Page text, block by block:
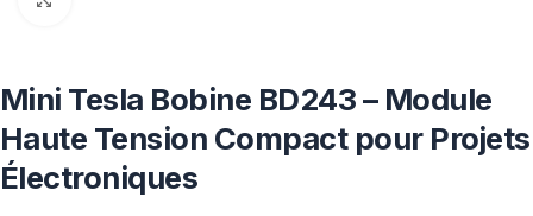
Mini Tesla Bobine BD243 – Module
Haute Tension Compact pour Projets
Électroniques